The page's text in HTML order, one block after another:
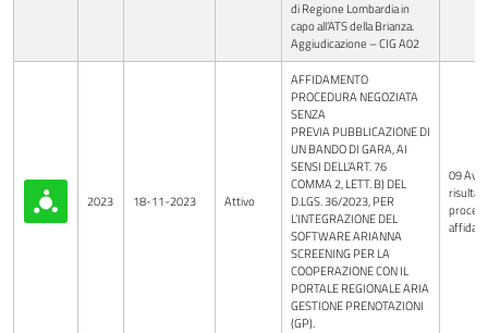
di Regione Lombardia in
capo all’ATS della Brianza.
Aggiudicazione – CIG A02
2023 18-11-2023 Attivo
AFFIDAMENTO
PROCEDURA NEGOZIATA
SENZA
PREVIA PUBBLICAZIONE DI
UN BANDO DI GARA, AI
SENSI DELL’ART. 76
COMMA 2, LETT. B) DEL
D.LGS. 36/2023, PER
L’INTEGRAZIONE DEL
SOFTWARE ARIANNA
SCREENING PER LA
COOPERAZIONE CON IL
PORTALE REGIONALE ARIA
GESTIONE PRENOTAZIONI
(GP).
09
risultati